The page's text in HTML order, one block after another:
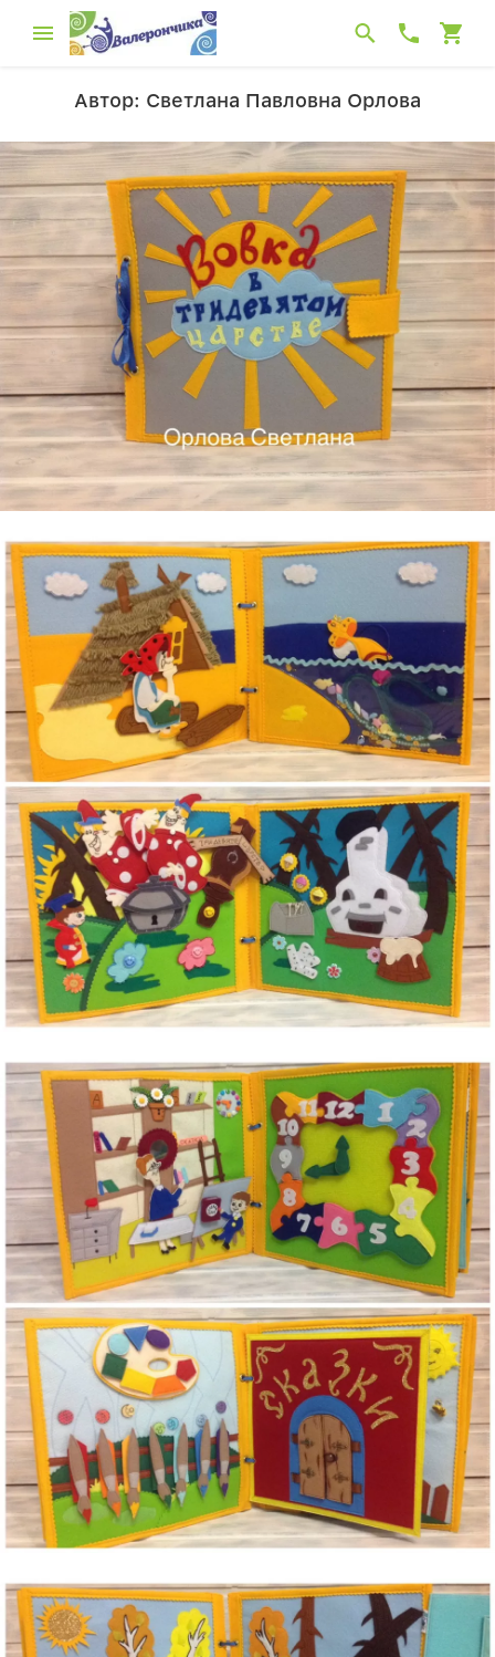
Автор: Светлана Павловна Орлова